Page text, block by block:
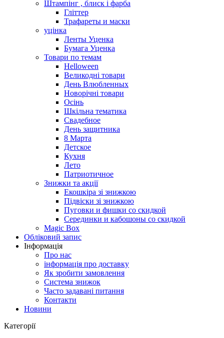
Штампінг , блиск і фарба
Гліттер
Трафареты и маски
уцінка
Ленты Уценка
Бумага Уценка
Товари по темам
Helloween
Великодні товари
День Влюбленных
Новорічні товари
Осінь
Шкільна тематика
Свадебное
День защитника
8 Марта
Детское
Кухня
Лето
Патриотичное
Знижки та акції
Екошкіра зі знижкою
Підвіски зі знижкою
Пуговки и фишки со скидкой
Серединки и кабошоны со скидкой
Magic Box
Обліковий запис
Інформація
Про нас
інформація про доставку
Як зробити замовлення
Система знижок
Часто задавані питання
Контакти
Новини
Категорії